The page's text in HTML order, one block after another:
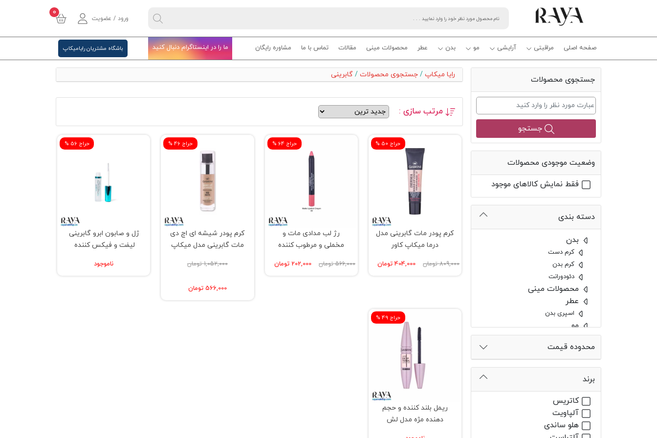
ورود / عضویت
0
صفحه اصلی مراقبتی آرایشی مو بدن عطر محصولات مینی مقالات تماس با ما مشاوره رایگان ما را در اینستاگرام دنبال کنید باشگاه مشتریان رایامیکاپ
رایا میکاپ / جستجوی محصولات / گابرینی
مرتب سازی :
% حراج 50
کرم پودر مات گابرینی مدل
درما میکاپ کاور
809,000 تومان 404,000 تومان
% حراج 64
رژ لب مدادی مات و
مخملی و مرطوب کننده
لیپستیک کرایون 566,000 تومان 202,000 تومان
% حراج 46
کرم پودر شیشه ای اچ دی
مات گابرینی مدل میکاپ
1,052,000 تومان
566,000 تومان
% حراج 56
ژل و صابون ابرو گابرینی
لیفت و فیکس کننده
ناموجود
% حراج 49
ریمل بلند کننده و حجم
دهنده مژه مدل لش
جستجوی محصولات
جستجو
وضعیت موجودی محصولات
فقط نمایش کالاهای موجود
دسته بندی
بدن
کرم دست
کرم بدن
دئودورانت
محصولات مینی
عطر
اسپری بدن
مو
رنگ مو بیول
کرم مو
اسپری مو
تقویت مو
روغن مو
آرایشی
ابزار آرایش
محدوده قیمت
برند
کاتریس
آلپاویت
هلو ساندی